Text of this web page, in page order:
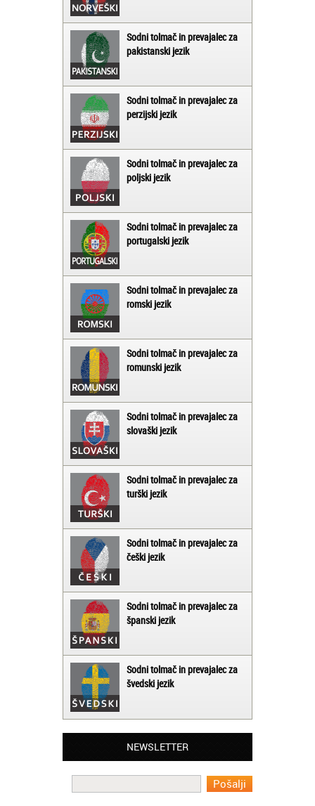
Sodni tolmač in prevajalec za
pakistanski jezik
Sodni tolmač in prevajalec za
perzijski jezik
Sodni tolmač in prevajalec za
poljski jezik
Sodni tolmač in prevajalec za
portugalski jezik
Sodni tolmač in prevajalec za
romski jezik
Sodni tolmač in prevajalec za
romunski jezik
Sodni tolmač in prevajalec za
slovaški jezik
Sodni tolmač in prevajalec za
turški jezik
Sodni tolmač in prevajalec za
češki jezik
Sodni tolmač in prevajalec za
španski jezik
Sodni tolmač in prevajalec za
švedski jezik
NEWSLETTER
Lahko pohvalim vse zaposlene v Akademiji
Oxford, ker so resnično profesionalni in
prevajalske storitve opravljajo hitro in
učinkoviti.